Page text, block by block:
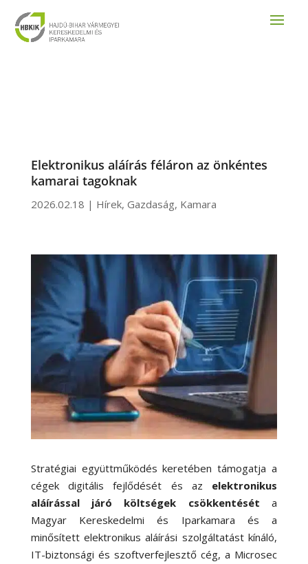
Elektronikus aláírás féláron az önkéntes
kamarai tagoknak
2026.02.18 | Hírek, Gazdaság, Kamara
Stratégiai együttműködés keretében támogatja a
cégek digitális fejlődését és az elektronikus
aláírással járó költségek csökkentését a
Magyar Kereskedelmi és Iparkamara és a
minősített elektronikus aláírási szolgáltatást kínáló,
IT-biztonsági és szoftverfejlesztő cég, a Microsec